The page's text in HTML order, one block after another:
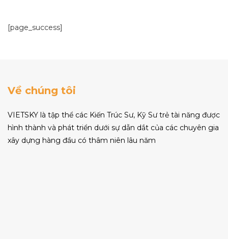
[page_success]
Về chúng tôi
VIETSKY là tập thể các Kiến Trúc Sư, Kỹ Sư trẻ tài năng được
hình thành và phát triển dưới sự dẫn dắt của các chuyên gia
xây dựng hàng đầu có thâm niên lâu năm